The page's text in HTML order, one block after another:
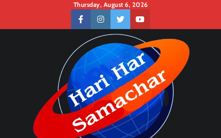
content
Thursday, August 6, 2026
facebookinstagramtwitteryoutube